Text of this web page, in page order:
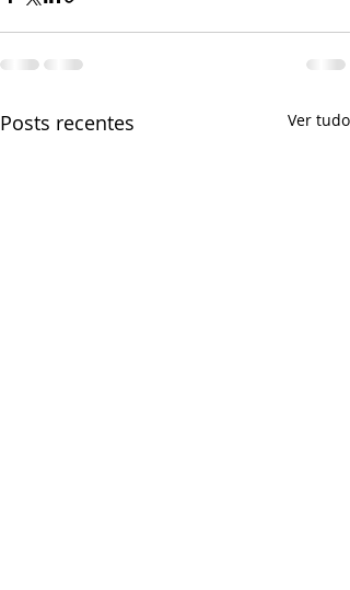
Posts recentes Ver tudo